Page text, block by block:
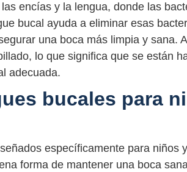
encías y la lengua, donde las
bucal ayuda a eliminar esas
una boca más limpia y sana.
lo que significa que se están
adecuada.
bucales para
específicamente para niños
forma de mantener una boca